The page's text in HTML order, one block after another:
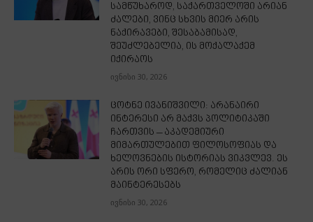
სამწუხაროდ, საქართველოში არიან
ძალები, ვინც სხვის მიერ არის
ნაქირავები, შესაბამისად,
შეუძლებელია, ის მოქალაქემ
იქირაოს
ივნისი 30, 2026
ცოტნე ივანიშვილი: არანაირი
ინტერესი არ მაქვს პოლიტიკაში
ჩართვის – აკადემიური
მიმართულებით ფილოსოფიას და
ხელოვნების ისტორიას ვიკვლევ. ეს
არის ორი სფერო, რომელიც ძალიან
მაინტერესებს
ივნისი 30, 2026